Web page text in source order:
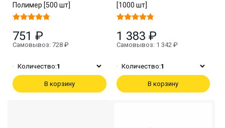
Полимер [500 шт]
751 ₽
Самовывоз: 728 ₽
Количество:1
В корзину
[1000 шт]
1 383 ₽
Самовывоз: 1 342 ₽
Количество:1
В корзину